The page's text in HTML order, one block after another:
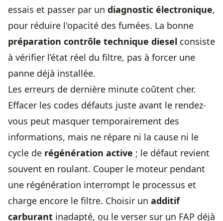
essais et passer par un diagnostic électronique,
pour réduire l'opacité des fumées. La bonne
préparation contrôle technique diesel consiste
à vérifier l’état réel du filtre, pas à forcer une
panne déjà installée.
Les erreurs de dernière minute coûtent cher.
Effacer les codes défauts juste avant le rendez-
vous peut masquer temporairement des
informations, mais ne répare ni la cause ni le
cycle de régénération active ; le défaut revient
souvent en roulant. Couper le moteur pendant
une régénération interrompt le processus et
charge encore le filtre. Choisir un additif
carburant inadapté, ou le verser sur un FAP déjà